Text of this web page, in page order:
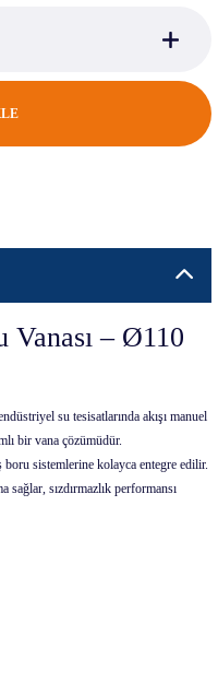
Vanası – Ø110
su tesisatlarında akışı manuel
bir vana çözümüdür.
boru sistemlerine kolayca entegre edilir.
sağlar, sızdırmazlık performansı